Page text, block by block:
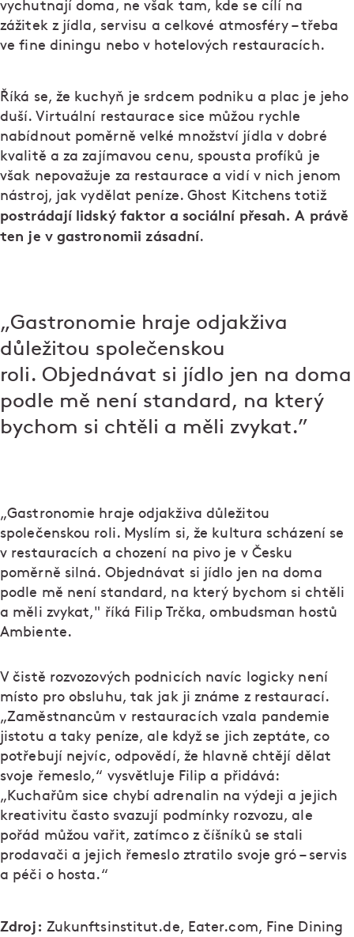
vychutnají doma, ne však tam, kde se cílí na
zážitek z jídla, servisu a celkové atmosféry – třeba
ve fine diningu nebo v hotelových restauracích.
Říká se, že kuchyň je srdcem podniku a plac je jeho
duší. Virtuální restaurace sice můžou rychle
nabídnout poměrně velké množství jídla v dobré
kvalitě a za zajímavou cenu, spousta profíků je
však nepovažuje za restaurace a vidí v nich jenom
nástroj, jak vydělat peníze. Ghost Kitchens totiž
postrádají lidský faktor a sociální přesah. A právě
ten je v gastronomii zásadní.
„Gastronomie hraje odjakživa
důležitou společenskou
roli. Objednávat si jídlo jen na doma
podle mě není standard, na který
bychom si chtěli a měli zvykat.”
„Gastronomie hraje odjakživa důležitou
společenskou roli. Myslím si, že kultura scházení se
v restauracích a chození na pivo je v Česku
poměrně silná. Objednávat si jídlo jen na doma
podle mě není standard, na který bychom si chtěli
a měli zvykat," říká Filip Trčka, ombudsman hostů
Ambiente.
V čistě rozvozových podnicích navíc logicky není
místo pro obsluhu, tak jak ji známe z restaurací.
„Zaměstnancům v restauracích vzala pandemie
jistotu a taky peníze, ale když se jich zeptáte, co
potřebují nejvíc, odpovědí, že hlavně chtějí dělat
svoje řemeslo,“ vysvětluje Filip a přidává:
„Kuchařům sice chybí adrenalin na výdeji a jejich
kreativitu často svazují podmínky rozvozu, ale
pořád můžou vařit, zatímco z číšníků se stali
prodavači a jejich řemeslo ztratilo svoje gró – servis
a péči o hosta.“
Zdroj: Zukunftsinstitut.de, Eater.com, Fine Dining